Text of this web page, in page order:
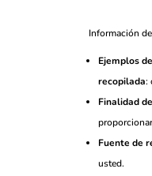
Información
Ejemplos
recopilada:
Finalidad
Fuente de
usted.